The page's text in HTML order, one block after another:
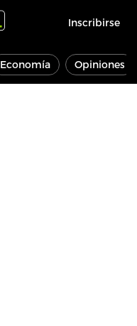
Inscribirse
Economía Opiniones